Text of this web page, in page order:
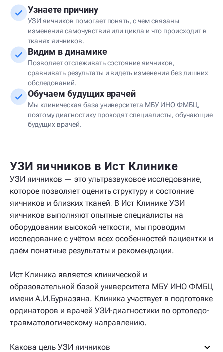
Узнаете причину
УЗИ яичников помогает понять, с чем связаны
изменения самочувствия или цикла и что происходит в
тканях яичников.
Видим в динамике
Позволяет отслеживать состояние яичников,
сравнивать результаты и видеть изменения без лишних
обследований.
Обучаем будущих врачей
Мы клиническая база университета МБУ ИНО ФМБЦ,
поэтому диагностику проводят специалисты, обучающие
будущих врачей.
УЗИ яичников в Ист Клинике
УЗИ яичников — это ультразвуковое исследование,
которое позволяет оценить структуру и состояние
яичников и близких тканей. В Ист Клинике УЗИ
яичников выполняют опытные специалисты на
оборудовании высокой четкости, мы проводим
исследование с учётом всех особенностей пациентки и
даём понятные результаты и рекомендации.
Ист Клиника является клинической и
образовательной базой университета МБУ ИНО ФМБЦ
имени А.И.Бурназяна. Клиника участвует в подготовке
ординаторов и врачей УЗИ-диагностики по ортопедо-
травматологическому направлению.
Какова цель УЗИ яичников